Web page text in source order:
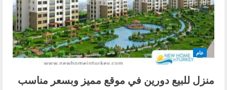
R
e
a
عام
منزل للبيع دورين في موقع مميز وبسعر مناسب